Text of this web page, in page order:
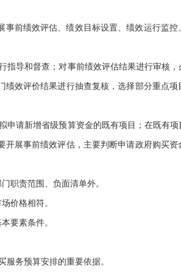
前绩效评估、绩效目标设置、绩效运行监控
导和督查；对事前绩效评估结果进行审核
效评价结果进行抽查复核，选择部分重点项
请新增省级预算资金的既有项目；在既有
展事前绩效评估，主要判断申请政府购买
职责范围、负面清单外。
价格相符。
要素条件。
务预算安排的重要依据。